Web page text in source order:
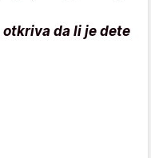
da li je dete